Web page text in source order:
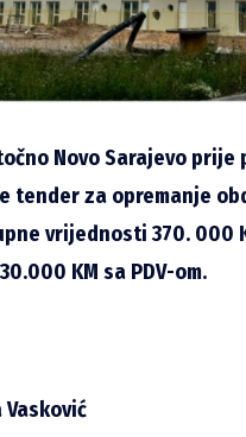
Novo Sarajevo prije
tender za opremanje
vrijednosti 370. 000
KM sa PDV-om.
Vasković